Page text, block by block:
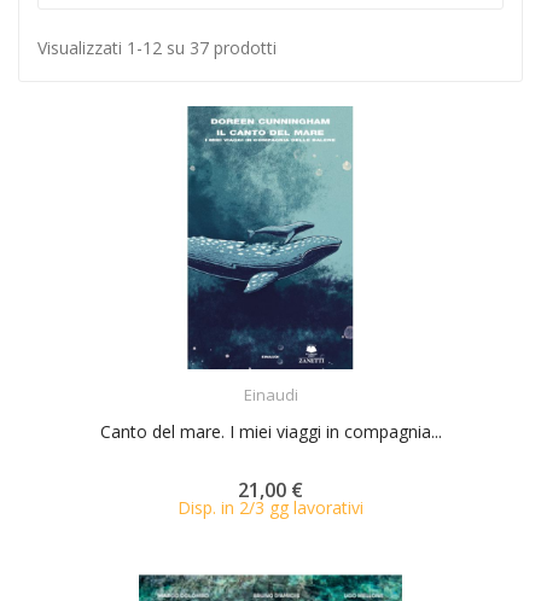
Visualizzati 1-12 su 37 prodotti
Einaudi
Canto del mare. I miei viaggi in compagnia...
21,00 €
Disp. in 2/3 gg lavorativi